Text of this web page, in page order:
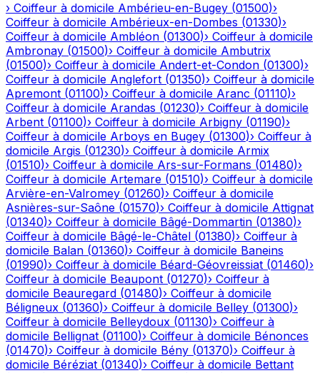
› Coiffeur à domicile Ambérieu-en-Bugey (01500)›
Coiffeur à domicile Ambérieux-en-Dombes (01330)›
Coiffeur à domicile Ambléon (01300)› Coiffeur à domicile
Ambronay (01500)› Coiffeur à domicile Ambutrix
(01500)› Coiffeur à domicile Andert-et-Condon (01300)›
Coiffeur à domicile Anglefort (01350)› Coiffeur à domicile
Apremont (01100)› Coiffeur à domicile Aranc (01110)›
Coiffeur à domicile Arandas (01230)› Coiffeur à domicile
Arbent (01100)› Coiffeur à domicile Arbigny (01190)›
Coiffeur à domicile Arboys en Bugey (01300)› Coiffeur à
domicile Argis (01230)› Coiffeur à domicile Armix
(01510)› Coiffeur à domicile Ars-sur-Formans (01480)›
Coiffeur à domicile Artemare (01510)› Coiffeur à domicile
Arvière-en-Valromey (01260)› Coiffeur à domicile
Asnières-sur-Saône (01570)› Coiffeur à domicile Attignat
(01340)› Coiffeur à domicile Bâgé-Dommartin (01380)›
Coiffeur à domicile Bâgé-le-Châtel (01380)› Coiffeur à
domicile Balan (01360)› Coiffeur à domicile Baneins
(01990)› Coiffeur à domicile Béard-Géovreissiat (01460)›
Coiffeur à domicile Beaupont (01270)› Coiffeur à
domicile Beauregard (01480)› Coiffeur à domicile
Béligneux (01360)› Coiffeur à domicile Belley (01300)›
Coiffeur à domicile Belleydoux (01130)› Coiffeur à
domicile Bellignat (01100)› Coiffeur à domicile Bénonces
(01470)› Coiffeur à domicile Bény (01370)› Coiffeur à
domicile Béréziat (01340)› Coiffeur à domicile Bettant